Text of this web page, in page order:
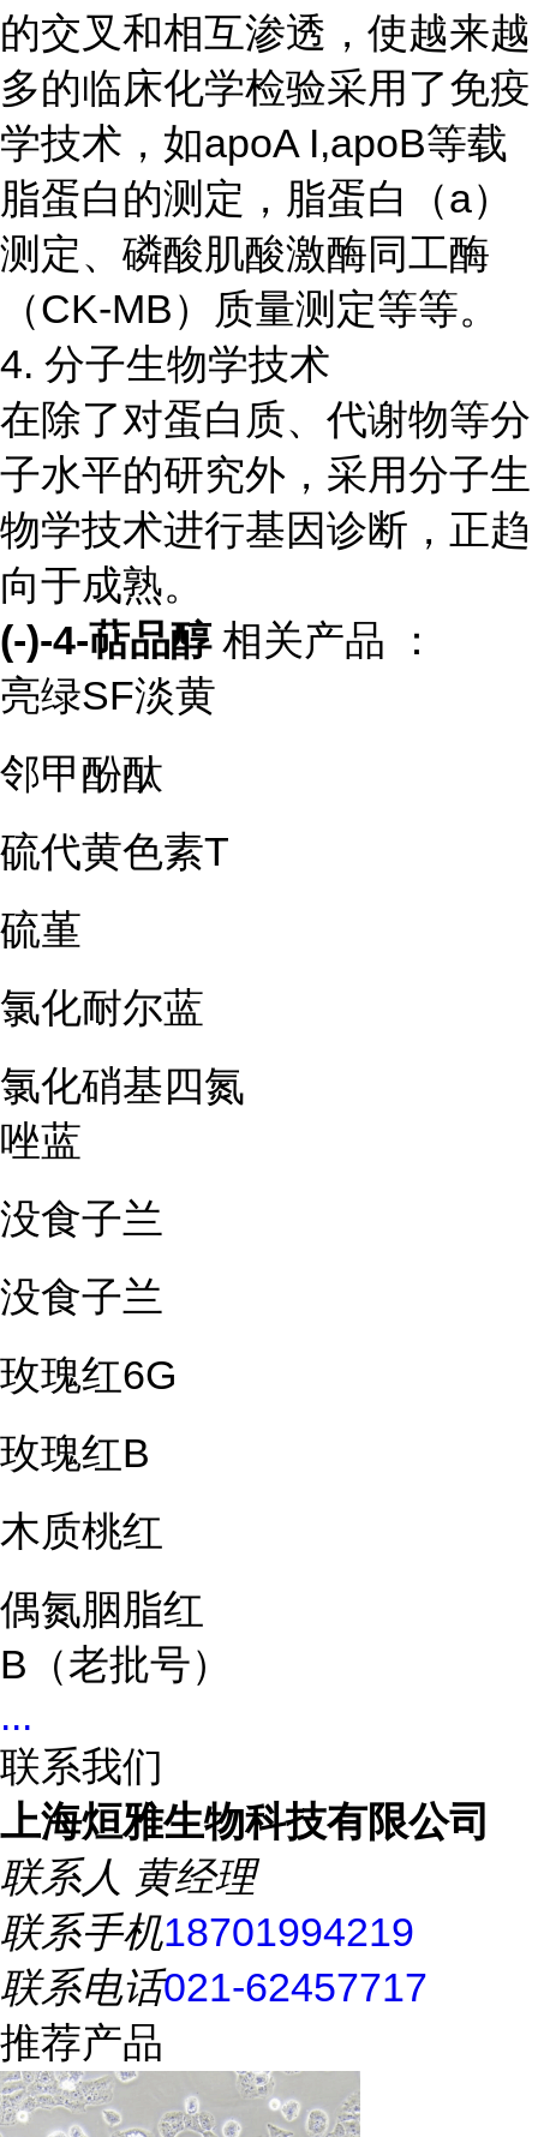
的交叉和相互渗透，使越来越
多的临床化学检验采用了免疫
学技术，如apoA I,apoB等载
脂蛋白的测定，脂蛋白（a）
测定、磷酸肌酸激酶同工酶
（CK-MB）质量测定等等。
4. 分子生物学技术
在除了对蛋白质、代谢物等分
子水平的研究外，采用分子生
物学技术进行基因诊断，正趋
向于成熟。
(-)-4-萜品醇 相关产品 ：
亮绿SF淡黄
邻甲酚酞
硫代黄色素T
硫堇
氯化耐尔蓝
氯化硝基四氮
唑蓝
没食子兰
没食子兰
玫瑰红6G
玫瑰红B
木质桃红
偶氮胭脂红
B（老批号）
...
联系我们
上海烜雅生物科技有限公司
联系人 黄经理
联系手机18701994219
联系电话021-62457717
推荐产品